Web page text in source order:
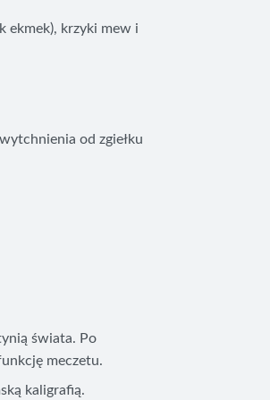
ekmek), krzyki mew i
od zgiełku
świata. Po
meczetu.
kaligrafią.